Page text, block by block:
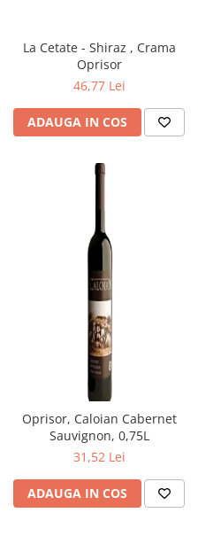
La Cetate - Shiraz , Crama
Oprisor
46,77 Lei
ADAUGA IN COS
Oprisor, Caloian Cabernet
Sauvignon, 0,75L
31,52 Lei
ADAUGA IN COS